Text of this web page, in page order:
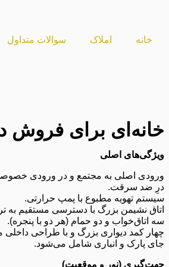
خانه املاک سوالات متداول
خانه‌ای برای فروش
ویژگی‌های اصلی
ورودی اصلی به مجتمع و در ورودی
درِ ضد سرقت.
سیستم تهویه مطبوع با پمپ حرارتی.
اتاق نشیمن بزرگ با دسترسی مستقیم به تراس
سه اتاق‌خواب و دو حمام (هر دو با پنجره).
چهار کمد دیواری بزرگ و با طراحی
جای پارک و انباری شامل می‌شود.
جهت‌گیری (نور و موقعیت)